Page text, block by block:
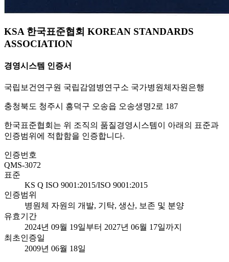
KSA 한국표준협회 KOREAN STANDARDS
ASSOCIATION
경영시스템 인증서
국립보건연구원 국립감염병연구소 국가병원체자원은행
충청북도 청주시 흥덕구 오송읍 오송생명2로 187
한국표준협회는 위 조직의 품질경영시스템이 아래의 표준과
인증범위에 적합함을 인증합니다.
인증번호
QMS-3072
표준
KS Q ISO 9001:2015/ISO 9001:2015
인증범위
병원체 자원의 개발, 기탁, 생산, 보존 및 분양
유효기간
2024년 09월 19일부터 2027년 06월 17일까지
최초인증일
2009년 06월 18일